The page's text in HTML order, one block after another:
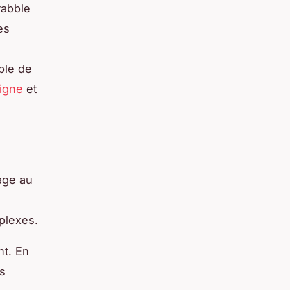
de
et
au
En